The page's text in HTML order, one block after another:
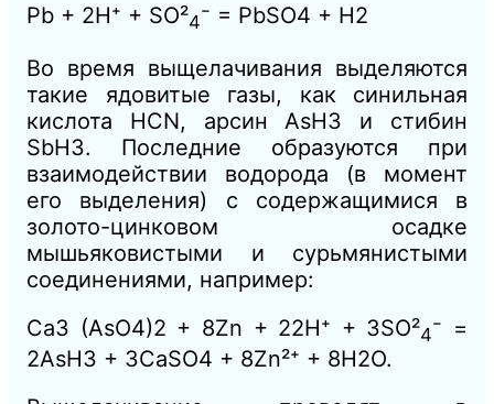
Pb + 2H⁺ + SO²4⁻ = PbSO4 + H2
Во время выщелачивания выделяются
такие ядовитые газы, как синильная
кислота HCN, арсин АsН3 и стибин
SbH3. Последние образуются при
взаимодействии водорода (в момент
его выделения) с содержащимися в
золото-цинковом осадке
мышьяковистыми и сурьмянистыми
соединениями, например:
Са3 (AsО4)2 + 8Zn + 22Н⁺ + 3SO²4⁻ =
2AsH3 + 3CaSО4 + 8Zn²⁺ + 8H2О.